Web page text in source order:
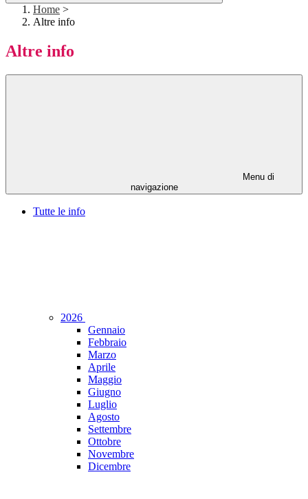
Home >
Altre info
Altre info
Menu di
navigazione
Tutte le info
2026
Gennaio
Febbraio
Marzo
Aprile
Maggio
Giugno
Luglio
Agosto
Settembre
Ottobre
Novembre
Dicembre